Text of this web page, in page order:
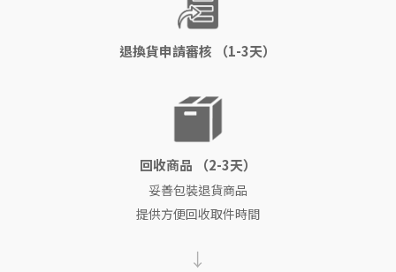
退換貨申請審核 （1-3天）
回收商品 （2-3天）
妥善包裝退貨商品
提供方便回收取件時間
→